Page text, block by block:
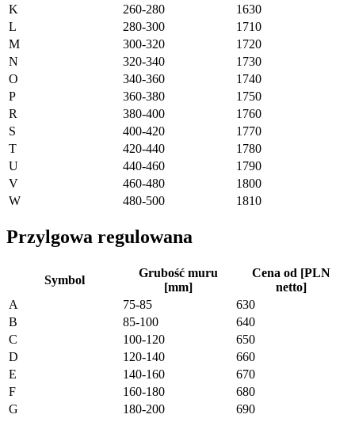
K
260-280
1630
L
280-300
1710
M
300-320
1720
N
320-340
1730
O
340-360
1740
P
360-380
1750
R
380-400
1760
S
400-420
1770
T
420-440
1780
U
440-460
1790
V
460-480
1800
W
480-500 1810
Przylgowa regulowana
Symbol
Grubość muru
[mm]
Cena od [PLN
netto]
A
75-85
630
B
85-100
640
C
100-120
650
D
120-140
660
E
140-160
670
F
160-180
680
G
180-200
690